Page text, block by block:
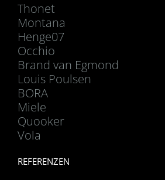
Thonet
Montana
Henge07
Occhio
Brand van Egmond
Louis Poulsen
BORA
Miele
Quooker
Vola
REFERENZEN